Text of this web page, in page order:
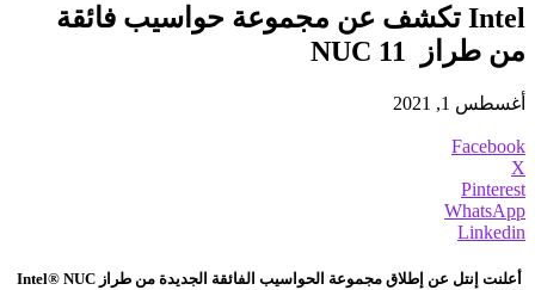
Intel تكشف عن مجموعة حواسيب فائقة
من طراز NUC 11
أغسطس 1, 2021
Facebook
X
Pinterest
WhatsApp
Linkedin
أعلنت إنتل عن إطلاق مجموعة الحواسيب الفائقة الجديدة من طراز Intel® NUC